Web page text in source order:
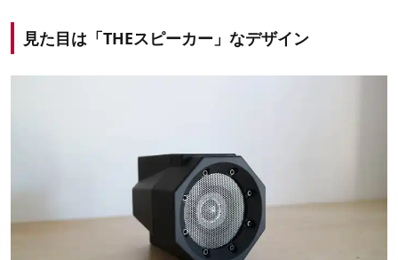
見た目は「THEスピーカー」なデザイン